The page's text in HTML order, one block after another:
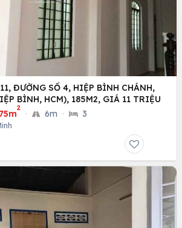
ĐƯỜNG SỐ 4, HIỆP BÌNH CHÁNH,
BÌNH, HCM), 185M2, GIÁ 11 TRIỆU
75m
2
· 6m · 3